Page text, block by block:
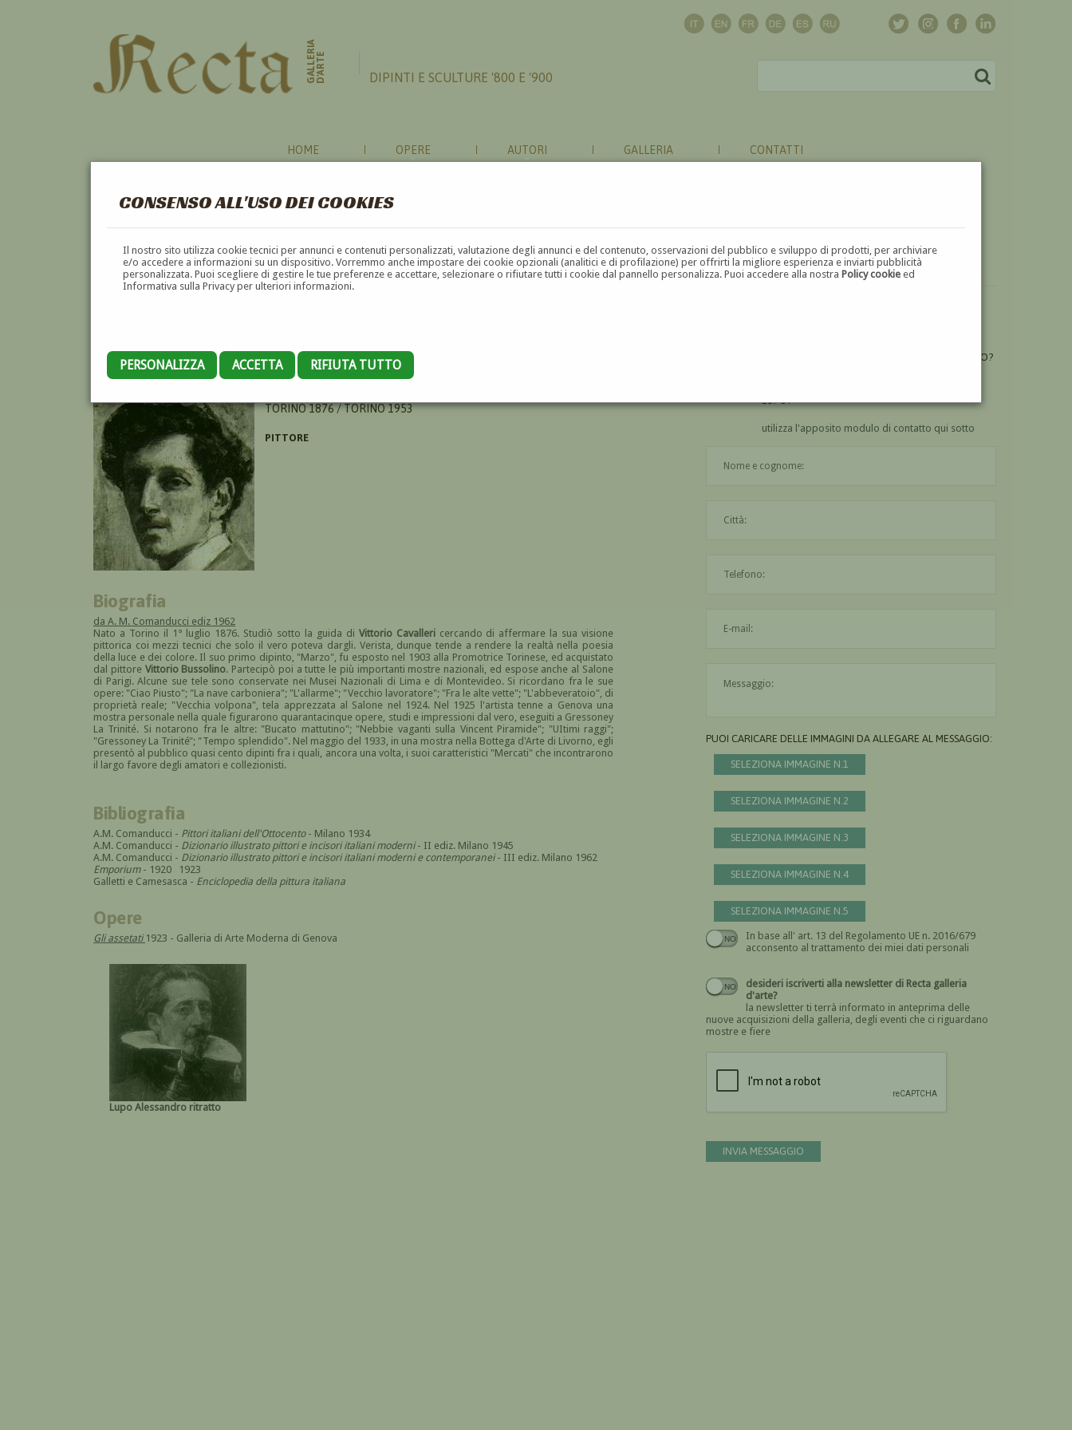
CONSENSO ALL'USO DEI COOKIES
Il nostro sito utilizza cookie tecnici per annunci e contenuti personalizzati, valutazione degli annunci e del contenuto, osservazioni del pubblico e sviluppo di prodotti, per archiviare
e/o accedere a informazioni su un dispositivo. Vorremmo anche impostare dei cookie opzionali (analitici e di profilazione) per offrirti la migliore esperienza e inviarti pubblicità
personalizzata. Puoi scegliere di gestire le tue preferenze e accettare, selezionare o rifiutare tutti i cookie dal pannello personalizza. Puoi accedere alla nostraPolicy cookie ed
Informativa sulla Privacy per ulteriori informazioni.
PERSONALIZZA ACCETTA RIFIUTA TUTTO
GALLERIAD'ARTE DIPINTI E SCULTURE '800 E '900
HOME OPERE AUTORI GALLERIA CONTATTI
ALESSANDRO LUPO
TORINO 1876 / TORINO 1953
PITTORE
Biografia
da A. M. Comanducci ediz 1962
Nato a Torino il 1° luglio 1876. Studiò sotto la guida di Vittorio Cavallericercando di affermare la sua visione
pittorica coi mezzi tecnici che solo il vero poteva dargli. Verista, dunque tende a rendere la realtà nella poesia
della luce e dei colore. Il suo primo dipinto, "Marzo", fu esposto nel 1903 alla Promotrice Torinese, ed acquistato
dal pittore Vittorio Bussolino. Partecipò poi a tutte le più importanti mostre nazionali, ed espose anche al Salone
di Parigi. Alcune sue tele sono conservate nei Musei Nazionali di Lima e di Montevideo. Si ricordano fra le sue
opere: "Ciao Piusto"; "La nave carboniera"; "L'allarme"; "Vecchio lavoratore"; "Fra le alte vette"; "L'abbeveratoio", di
proprietà reale; "Vecchia volpona", tela apprezzata al Salone nel 1924. Nel 1925 l'artista tenne a Genova una
mostra personale nella quale figurarono quarantacinque opere, studi e impressioni dal vero, eseguiti a Gressoney
La Trinité. Si notarono fra le altre: "Bucato mattutino"; "Nebbie vaganti sulla Vincent Piramide"; "UItimi raggi";
"Gressoney La Trinité"; "Tempo splendido". Nel maggio del 1933, in una mostra nella Bottega d'Arte di Livorno, egli
presentò al pubblico quasi cento dipinti fra i quali, ancora una volta, i suoi caratteristici "Mercati" che incontrarono
il largo favore degli amatori e collezionisti.
Bibliografia
A.M. Comanducci - Pittori italiani dell'Ottocento- Milano 1934
A.M. Comanducci - Dizionario illustrato pittori e incisori italiani moderni- II ediz. Milano 1945
A.M. Comanducci - Dizionario illustrato pittori e incisori italiani moderni e contemporanei- III ediz. Milano 1962
Emporium- 1920 1923
Galletti e Camesasca - Enciclopedia della pittura italiana
Opere
Gli assetati 1923 - Galleria di Arte Moderna di Genova
Lupo Alessandro ritratto
UN'OPERA DI ALESSANDRO LUPO?
LUPO?
utilizza l'apposito modulo di contatto qui sotto
PUOI CARICARE DELLE IMMAGINI DA ALLEGARE AL MESSAGGIO:
SELEZIONA IMMAGINE N.1
SELEZIONA IMMAGINE N.2
SELEZIONA IMMAGINE N.3
SELEZIONA IMMAGINE N.4
SELEZIONA IMMAGINE N.5
In base all' art. 13 del Regolamento UE n. 2016/679
acconsento al trattamento dei miei dati personali
Devi dare il consenso
desideri iscriverti alla newsletter di Recta galleria
d'arte?
la newsletter ti terrà informato in anteprima delle
nuove acquisizioni della galleria, degli eventi che ci riguardano
mostre e fiere
INVIA MESSAGGIO